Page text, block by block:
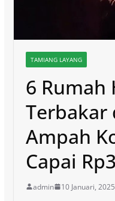
TAMIANG LAYANG
6 Rumah
Terbakar
Ampah
Capai
admin 10 Januari,